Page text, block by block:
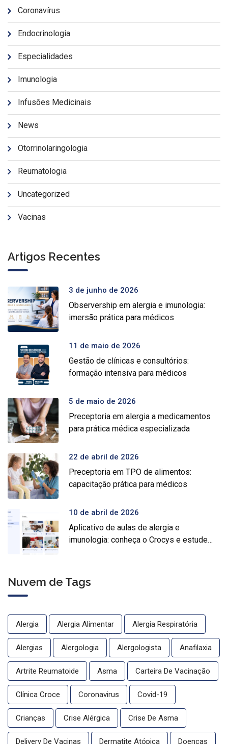
Coronavírus
Endocrinologia
Especialidades
Imunologia
Infusões Medicinais
News
Otorrinolaringologia
Reumatologia
Uncategorized
Vacinas
Artigos Recentes
3 de junho de 2026
Observership em alergia e imunologia:
imersão prática para médicos
11 de maio de 2026
Gestão de clínicas e consultórios:
formação intensiva para médicos
5 de maio de 2026
Preceptoria em alergia a medicamentos
para prática médica especializada
22 de abril de 2026
Preceptoria em TPO de alimentos:
capacitação prática para médicos
10 de abril de 2026
Aplicativo de aulas de alergia e
imunologia: conheça o Crocys e estude
Nuvem de Tags
Alergia Alergia Alimentar Alergia Respiratória
Alergias Alergologia Alergologista Anafilaxia
Artrite Reumatoide Asma Carteira De Vacinação
Clínica Croce Coronavirus Covid-19
Crianças Crise Alérgica Crise De Asma
Delivery De Vacinas Dermatite Atópica Doenças